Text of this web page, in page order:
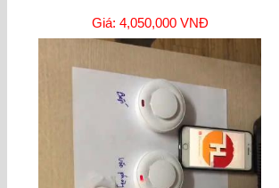
Giá: 4,050,000 VNĐ